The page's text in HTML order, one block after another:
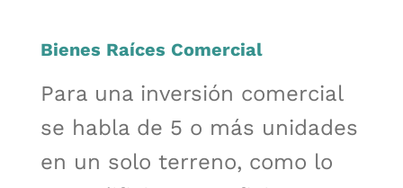
Bienes Raíces Comercial
Para una inversión comercial
se habla de 5 o más unidades
en un solo terreno, como lo